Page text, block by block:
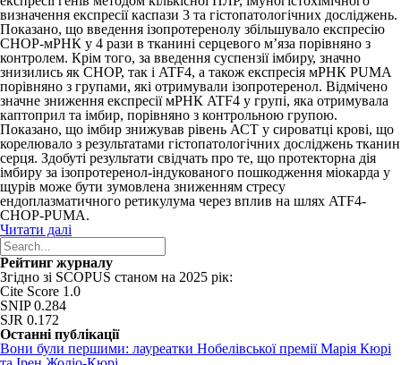
визначення експресії каспази 3 та гістопатологічних досліджень.
Показано, що введення ізопротеренолу збільшувало експресію
CHOP-мРНК у 4 рази в тканині серцевого м’яза порівняно з
контролем. Крім того, за введення суспензії імбиру, значно
знизились як CHOP, так і ATF4, а також експресія мРНК PUMA
порівняно з групами, які отримували ізопротеренол. Відмічено
значне зниження експресії мРНК ATF4 у групі, яка отримувала
каптоприл та імбир, порівняно з контрольною групою.
Показано, що імбир знижував рівень АСТ у сироватці крові, що
корелювало з результатами гістопатологічних досліджень тканин
серця. Здобуті результати свідчать про те, що протекторна дія
імбиру за ізопротеренол-індукованого пошкодження міокарда у
щурів може бути зумовлена зниженням стресу
ендоплазматичного ретикулума через вплив на шлях ATF4-
CHOP-PUMA.
Читати далі
Рейтинг журналу
Згідно зі SCOPUS станом на 2025 рік:
Cite Score 1.0
SNIP 0.284
SJR 0.172
Останні публікації
Вони були першими: лауреатки Нобелівської премії Марія Кюрі